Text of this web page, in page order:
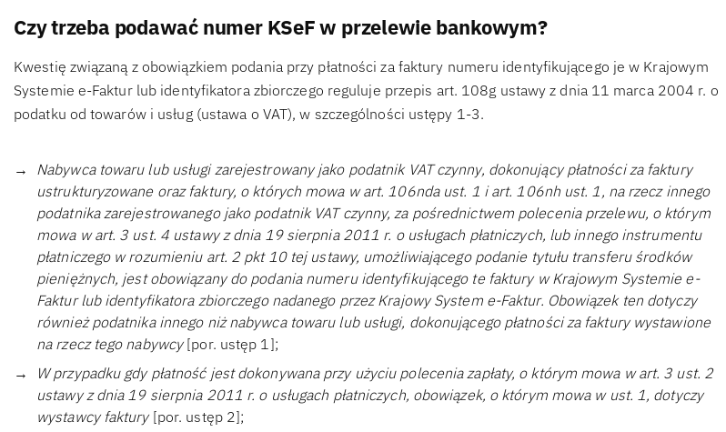
Czy trzeba podawać numer KSeF w przelewie bankowym?
Kwestię związaną z obowiązkiem podania przy płatności za faktury numeru identyfikującego je w Krajowym
Systemie e-Faktur lub identyfikatora zbiorczego reguluje przepis art. 108g ustawy z dnia 11 marca 2004 r. o
podatku od towarów i usług (ustawa o VAT), w szczególności ustępy 1-3.
Nabywca towaru lub usługi zarejestrowany jako podatnik VAT czynny, dokonujący płatności za faktury
ustrukturyzowane oraz faktury, o których mowa w art. 106nda ust. 1 i art. 106nh ust. 1, na rzecz innego
podatnika zarejestrowanego jako podatnik VAT czynny, za pośrednictwem polecenia przelewu, o którym
mowa w art. 3 ust. 4 ustawy z dnia 19 sierpnia 2011 r. o usługach płatniczych, lub innego instrumentu
płatniczego w rozumieniu art. 2 pkt 10 tej ustawy, umożliwiającego podanie tytułu transferu środków
pieniężnych, jest obowiązany do podania numeru identyfikującego te faktury w Krajowym Systemie e-
Faktur lub identyfikatora zbiorczego nadanego przez Krajowy System e-Faktur. Obowiązek ten dotyczy
również podatnika innego niż nabywca towaru lub usługi, dokonującego płatności za faktury wystawione
na rzecz tego nabywcy [por. ustęp 1];
W przypadku gdy płatność jest dokonywana przy użyciu polecenia zapłaty, o którym mowa w art. 3 ust. 2
ustawy z dnia 19 sierpnia 2011 r. o usługach płatniczych, obowiązek, o którym mowa w ust. 1, dotyczy
wystawcy faktury [por. ustęp 2];